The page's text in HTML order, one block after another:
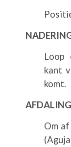
Loop
kant
komt.
AFDALING
Om